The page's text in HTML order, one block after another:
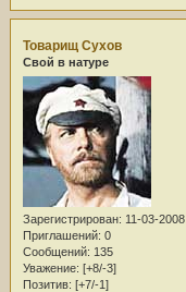
Товарищ Сухов
Свой в натуре
Зарегистрирован: 11-03-2008
Приглашений: 0
Сообщений: 135
Уважение: [+8/-3]
Позитив: [+7/-1]